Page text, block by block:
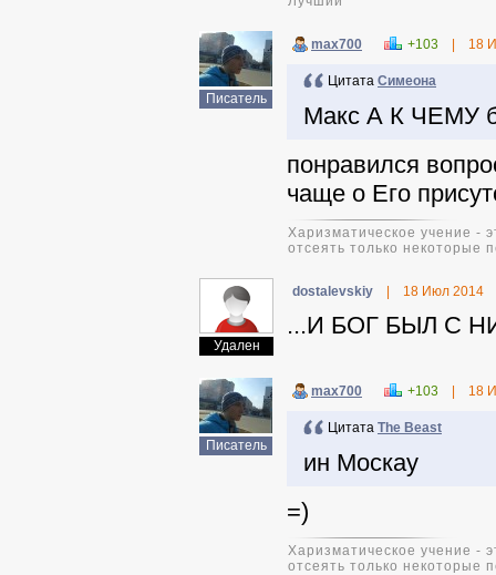
Писатель
max700 +103 18
Цитата Симeонa
Макс А К ЧЕМУ
понравился
чаще о Его
Харизматическое учение -
отсеять только некоторые
Удален
dostalevskiy 18 Июл 2014
...И БОГ БЫЛ С
Писатель
max700 +103 18
Цитата The Beast
ин Москау
=)
Харизматическое учение -
отсеять только некоторые